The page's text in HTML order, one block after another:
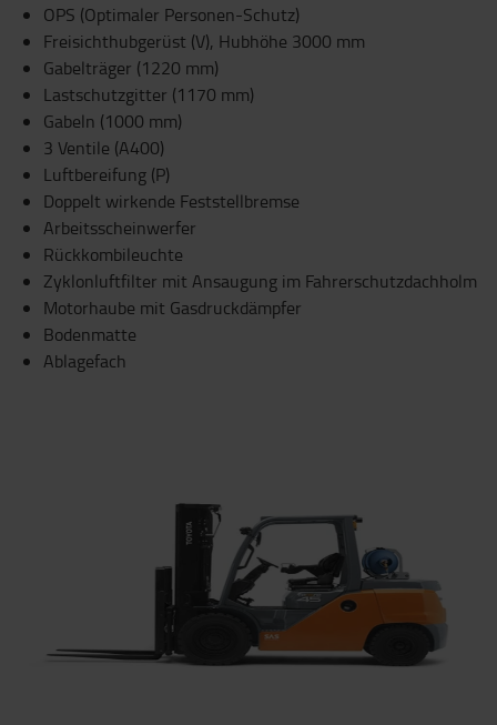
OPS (Optimaler Personen-Schutz)
Freisichthubgerüst (V), Hubhöhe 3000 mm
Gabelträger (1220 mm)
Lastschutzgitter (1170 mm)
Gabeln (1000 mm)
3 Ventile (A400)
Luftbereifung (P)
Doppelt wirkende Feststellbremse
Arbeitsscheinwerfer
Rückkombileuchte
Zyklonluftfilter mit Ansaugung im Fahrerschutzdachholm
Motorhaube mit Gasdruckdämpfer
Bodenmatte
Ablagefach